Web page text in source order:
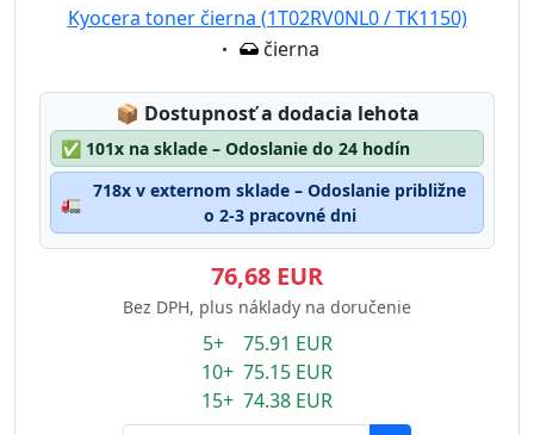
Kyocera toner čierna (1T02RV0NL0 / TK1150)
Eigenschaft:
čierna
📦 Lagerstatus:
Dostupnosť a dodacia lehota
✅ 101x na sklade – Odoslanie do 24 hodín
🚛
718x v externom sklade – Odoslanie približne
o 2-3 pracovné dni
76,68 EUR
Bez DPH, plus náklady na doručenie
5+ 75.91 EUR
10+ 75.15 EUR
15+ 74.38 EUR